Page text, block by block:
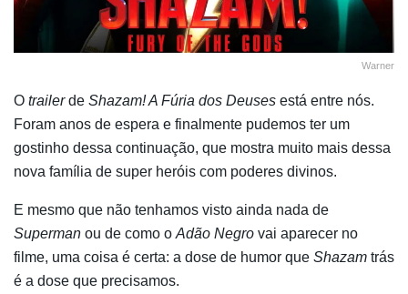
Warner
O trailerde Shazam! A Fúria dos Deuses está entre nós.
Foram anos de espera e finalmente pudemos ter um
gostinho dessa continuação, que mostra muito mais dessa
nova família de super heróis com poderes divinos.
E mesmo que não tenhamos visto ainda nada de
Superman ou de como o Adão Negro vai aparecer no
filme, uma coisa é certa: a dose de humor que Shazam trás
é a dose que precisamos.